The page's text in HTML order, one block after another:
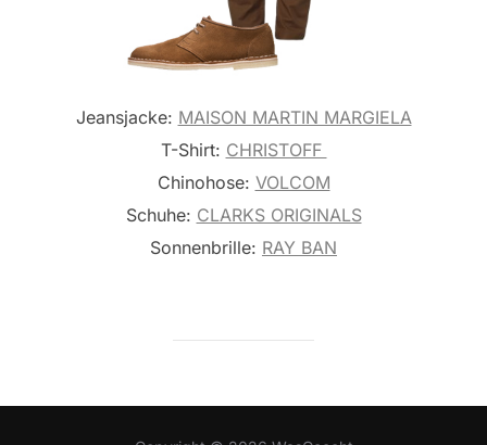
Jeansjacke: MAISON MARTIN MARGIELA
T-Shirt: CHRISTOFF
Chinohose: VOLCOM
Schuhe: CLARKS ORIGINALS
Sonnenbrille: RAY BAN